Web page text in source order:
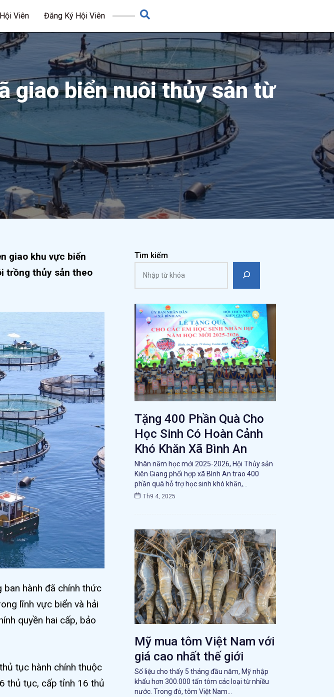
Hội Viên Đăng Ký Hội Viên
giao biển nuôi thủy sản từ
giao khu vực biển
trồng thủy sản theo
hành đã chính thức
lĩnh vực biển và hải
quyền hai cấp, bảo
tục hành chính thuộc
thủ tục, cấp tỉnh 16 thủ
Tìm kiếm
Tặng 400 Phần Quà Cho
Học Sinh Có Hoàn Cảnh
Khó Khăn Xã Bình An
Nhân năm học mới 2025-2026, Hội Thủy sản
Kiên Giang phối hợp xã Bình An trao 400
phần quà hỗ trợ học sinh khó khăn,…
Th9 4, 2025
Mỹ mua tôm Việt Nam với
giá cao nhất thế giới
Số liệu cho thấy 5 tháng đầu năm, Mỹ nhập
khẩu hơn 300.000 tấn tôm các loại từ nhiều
nước. Trong đó, tôm Việt Nam…